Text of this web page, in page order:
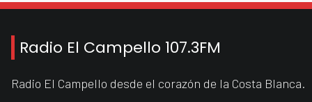
Radio El Campello 107.3FM
Radio El Campello desde el corazón de la Costa Blanca.